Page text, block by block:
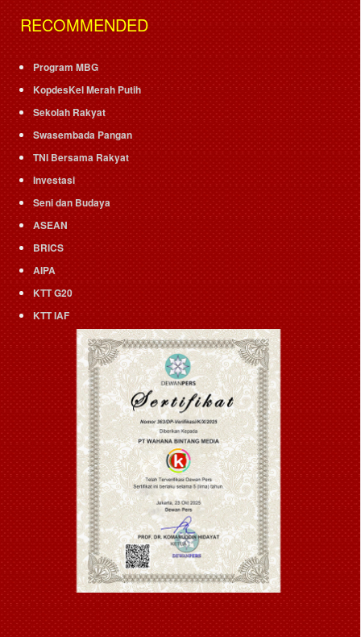
RECOMMENDED
Program MBG
KopdesKel Merah Putih
Sekolah Rakyat
Swasembada Pangan
TNI Bersama Rakyat
Investasi
Seni dan Budaya
ASEAN
BRICS
AIPA
KTT G20
KTT IAF